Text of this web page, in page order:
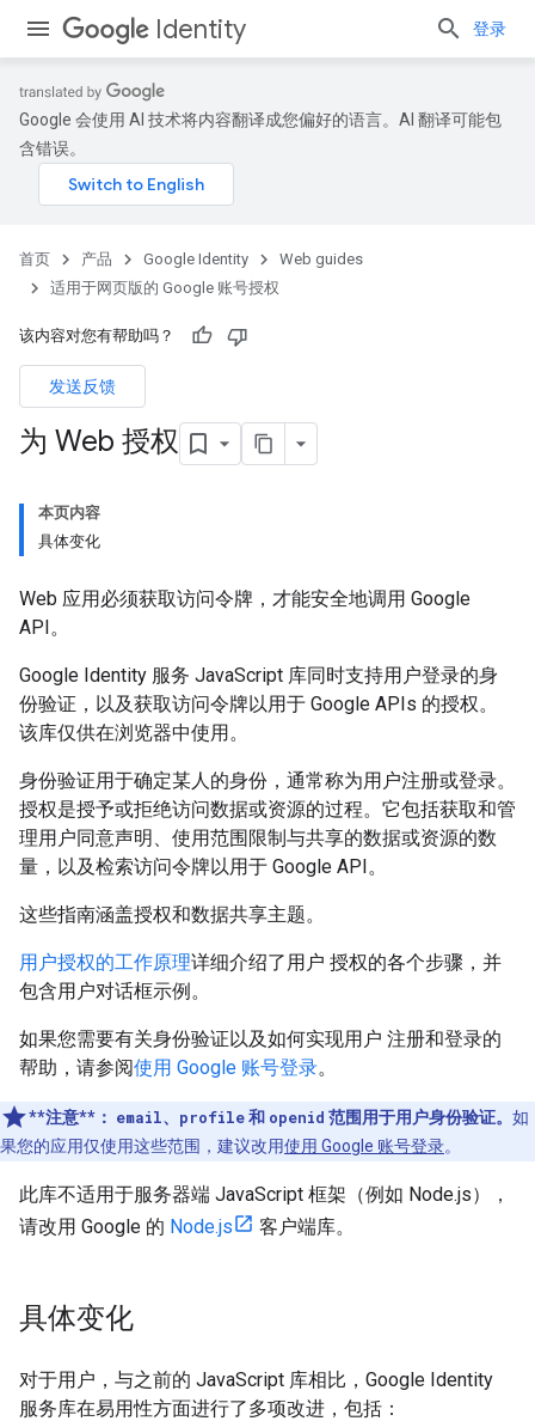
Identity 登录
Google 会使用 AI 技术将内容翻译成您偏好的语言。AI 翻译可能包
含错误。
首页 产品 Google Identity
Web guides
适用于网页版的 Google 账号授权
该内容对您有帮助吗？
发送反馈
为 Web 授权
本页内容
具体变化
Web 应用必须获取访问令牌，才能安全地调用 Google
API。
Google Identity 服务 JavaScript 库同时支持用户登录的身
份验证，以及获取访问令牌以用于 Google APIs 的授权。
该库仅供在浏览器中使用。
身份验证用于确定某人的身份，通常称为用户注册或登录。
授权是授予或拒绝访问数据或资源的过程。它包括获取和管
理用户同意声明、使用范围限制与共享的数据或资源的数
量，以及检索访问令牌以用于 Google API。
这些指南涵盖授权和数据共享主题。
用户授权的工作原理详细介绍了用户 授权的各个步骤，并
包含用户对话框示例。
如果您需要有关身份验证以及如何实现用户 注册和登录的
帮助，请参阅使用 Google 账号登录。
**注意**： email、 profile和 openid 范围用于用户身份验证。 如
果您的应用仅使用这些范围，建议改用使用 Google 账号登录。
此库不适用于服务器端 JavaScript 框架（例如 Node.js），
请改用 Google 的 Node.js 客户端库。
具体变化
对于用户，与之前的 JavaScript 库相比，Google Identity
服务库在易用性方面进行了多项改进，包括：